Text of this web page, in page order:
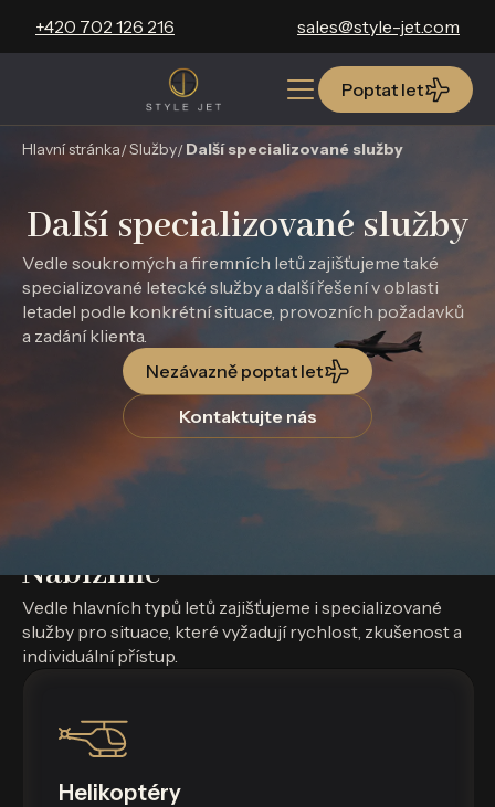
+420 702 126 216 sales@style-jet.com
Poptat let
Hlavní stránka Služby Další specializované služby
Poptat let
Další specializované služby
Vedle soukromých a firemních letů zajišťujeme také
specializované letecké služby a další řešení v oblasti
letadel podle konkrétní situace, provozních požadavků
a zadání klienta.
Nezávazně poptat let
Kontaktujte nás
Nabízíme
Vedle hlavních typů letů zajišťujeme i specializované
služby pro situace, které vyžadují rychlost, zkušenost a
individuální přístup.
Helikoptéry